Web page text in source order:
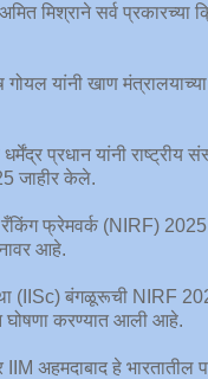
मिश्राने सर्व प्रकारच्या
यांनी खाण
प्रधान यांनी राष्ट्रीय
जाहीर केले.
फ्रेमवर्क (NIRF)
आहे.
(IISc) बंगळूरूची NIRF
घोषणा करण्यात आली आहे.
अहमदाबाद हे भारतातील